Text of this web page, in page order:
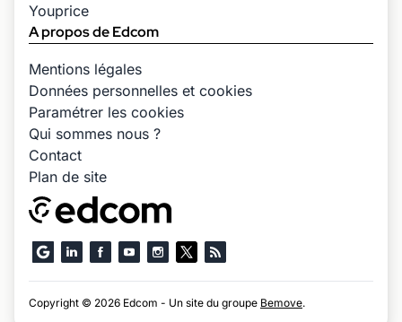
Youprice
A propos de Edcom
Mentions légales
Données personnelles et cookies
Paramétrer les cookies
Qui sommes nous ?
Contact
Plan de site
Copyright © 2026 Edcom - Un site du groupe Bemove.